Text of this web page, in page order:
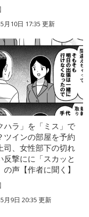
月10日 17:35 更新
ハラ」を「ミス」で
ツインの部屋を予約
司、女性部下の切れ
反撃にに「スカッと
の声【作者に聞く】
月9日 20:35 更新